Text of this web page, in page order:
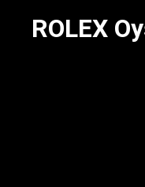
ROLEX